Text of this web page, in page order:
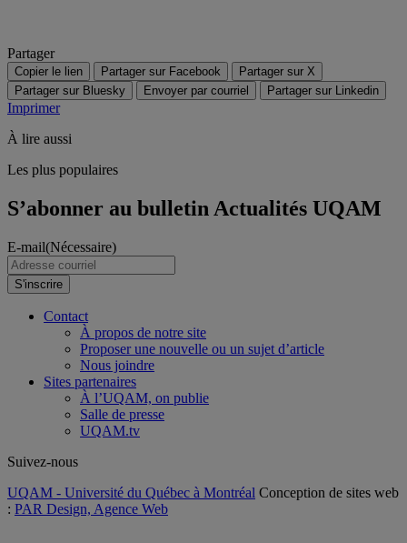
Partager
Copier le lien Partager sur Facebook
Partager sur X
Partager sur Bluesky
Envoyer par courriel Partager sur Linkedin
Imprimer
À lire aussi
Les plus populaires
S’abonner au bulletin Actualités UQAM
E-mail(Nécessaire)
S'inscrire
Contact
À propos de notre site
Proposer une nouvelle ou un sujet d’article
Nous joindre
Sites partenaires
À l’UQAM, on publie
Salle de presse
UQAM.tv
Suivez-nous
UQAM - Université du Québec à Montréal Conception de sites web
: PAR Design, Agence Web